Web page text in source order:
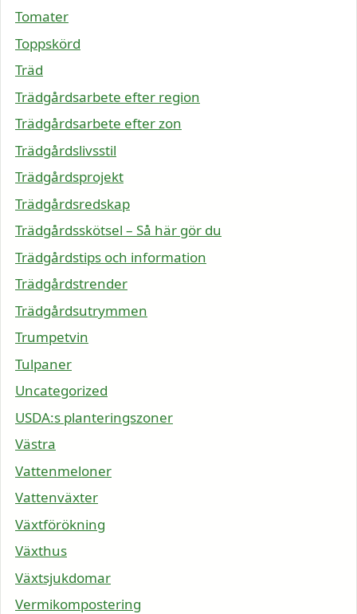
Tomater
Toppskörd
Träd
Trädgårdsarbete efter region
Trädgårdsarbete efter zon
Trädgårdslivsstil
Trädgårdsprojekt
Trädgårdsredskap
Trädgårdsskötsel – Så här gör du
Trädgårdstips och information
Trädgårdstrender
Trädgårdsutrymmen
Trumpetvin
Tulpaner
Uncategorized
USDA:s planteringszoner
Västra
Vattenmeloner
Vattenväxter
Växtförökning
Växthus
Växtsjukdomar
Vermikompostering